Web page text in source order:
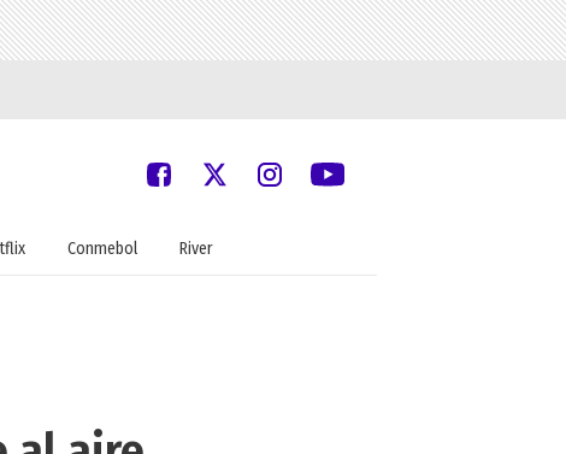
Conmebol River